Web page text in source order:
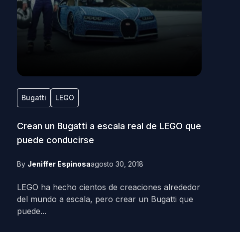
Bugatti LEGO
Crean un Bugatti a escala real de LEGO que
puede conducirse
By Jeniffer Espinosaagosto 30, 2018
LEGO ha hecho cientos de creaciones alrededor
del mundo a escala, pero crear un Bugatti que
puede...